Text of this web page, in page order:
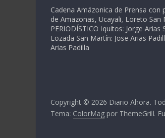
Cadena Amázonica de Prensa
de Amazonas, Ucayali, Loreto San
PERIODÍSTICO Iquitos: Jorge
Lozada San Martín: Jose Arias
Arias Padilla
Copyright © 2026 Diario Ahora.
Tema: ColorMag por ThemeGrill.